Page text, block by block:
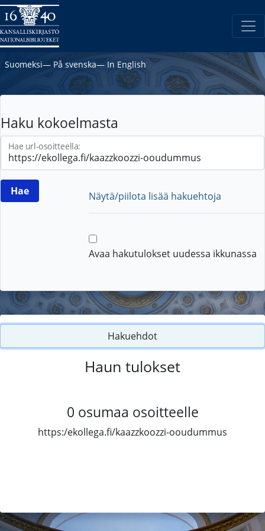
Suomeksi― På svenska― In English
Haku kokoelmasta
Hae url-osoitteella:
Näytä/piilota lisää hakuehtoja
Avaa hakutulokset uudessa ikkunassa
Hakuehdot
Haun tulokset
0 osumaa osoitteelle
https:/ekollega.fi/kaazzkoozzi-ooudummus